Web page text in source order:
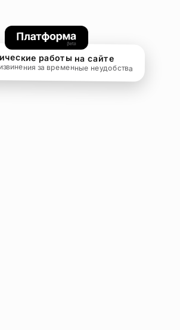
работы на сайте
за временные неудобства